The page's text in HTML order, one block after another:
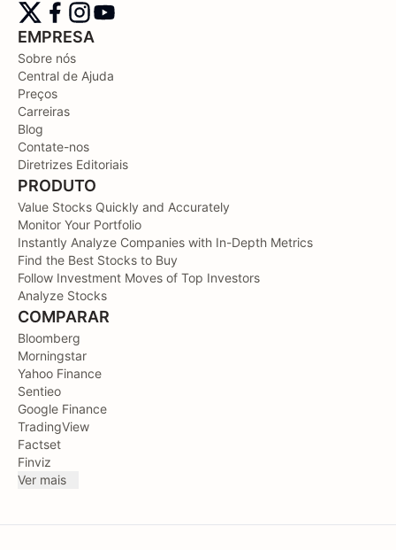
EMPRESA
Sobre nós
Central de Ajuda
Preços
Carreiras
Blog
Contate-nos
Diretrizes Editoriais
PRODUTO
Value Stocks Quickly and Accurately
Monitor Your Portfolio
Instantly Analyze Companies with In-Depth Metrics
Find the Best Stocks to Buy
Follow Investment Moves of Top Investors
Analyze Stocks
COMPARAR
Bloomberg
Morningstar
Yahoo Finance
Sentieo
Google Finance
TradingView
Factset
Finviz
Ver mais